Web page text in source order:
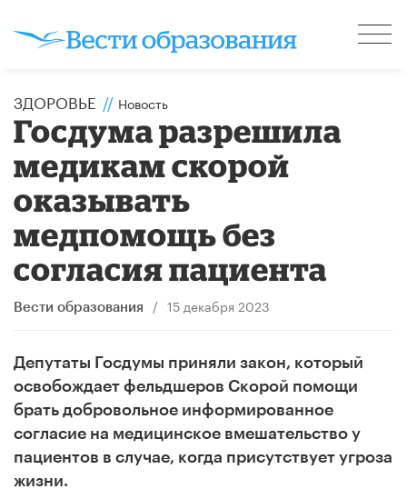
ЗДОРОВЬЕ // Новость
Госдума разрешила
медикам скорой
оказывать
медпомощь без
согласия пациента
Вести образования / 15 декабря 2023
Депутаты Госдумы приняли закон, который
освобождает фельдшеров Скорой помощи
брать добровольное информированное
согласие на медицинское вмешательство у
пациентов в случае, когда присутствует угроза
жизни.